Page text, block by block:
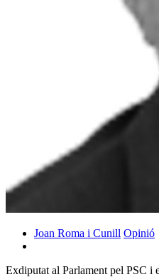
Joan Roma i Cunill Opinió
Exdiputat al Parlament pel PSC i